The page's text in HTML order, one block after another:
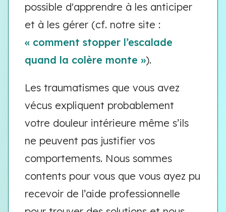
possible d'apprendre à les anticiper
et à les gérer (cf. notre site :
« comment stopper l’escalade
quand la colère monte »).
Les traumatismes que vous avez
vécus expliquent probablement
votre douleur intérieure même s’ils
ne peuvent pas justifier vos
comportements. Nous sommes
contents pour vous que vous ayez pu
recevoir de l’aide professionnelle